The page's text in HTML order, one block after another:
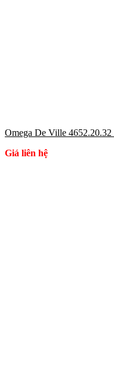
Omega De Ville
Giá liên hệ